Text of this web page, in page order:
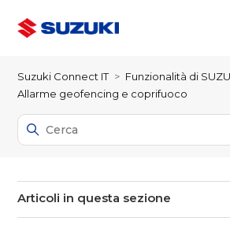
Suzuki Connect IT
Funzionalità di
Allarme geofencing e coprifuoco
Articoli in questa sezione